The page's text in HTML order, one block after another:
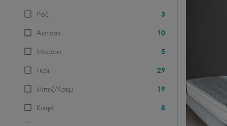
Ροζ 3
Άσπρο 10
Μαύρο 5
Γκρι 29
Μπεζ/Κρεμ 19
Καφέ 8